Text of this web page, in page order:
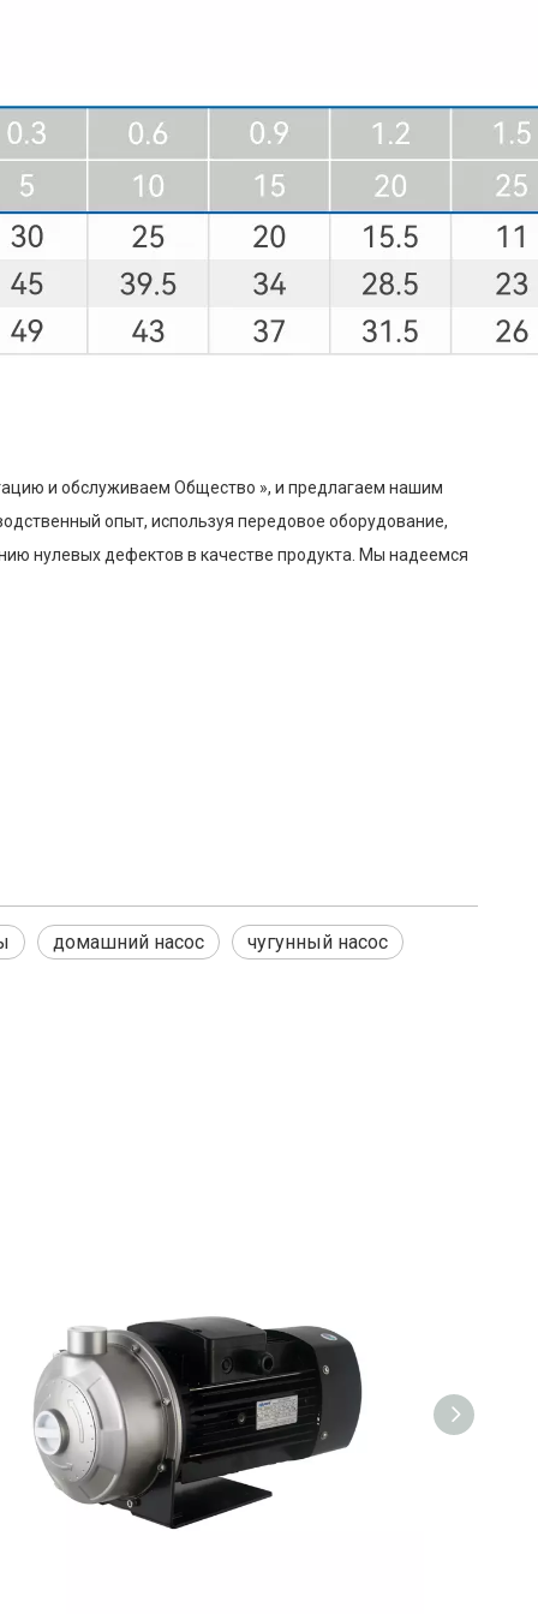
и обслуживаем Общество », и ​​предлагаем нашим
опыт, используя передовое оборудование,
нулевых дефектов в качестве продукта. Мы надеемся
домашний насос чугунный насос